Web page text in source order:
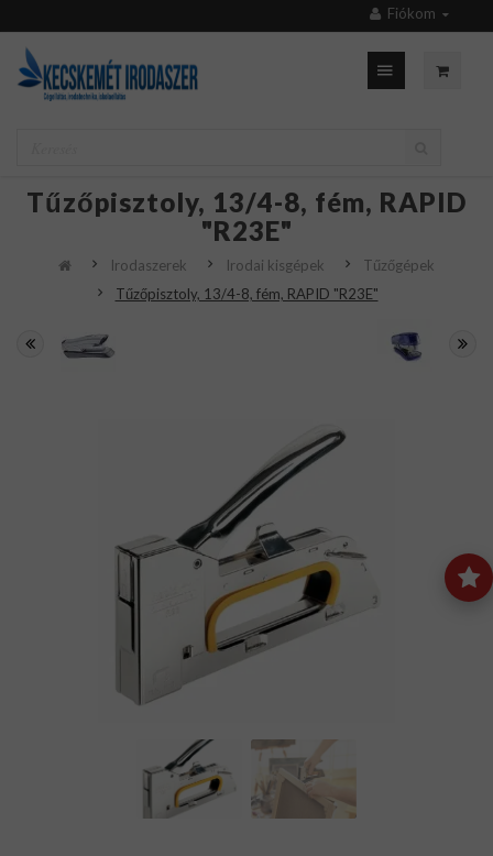
Fiókom
Tűzőpisztoly, 13/4-8, fém, RAPID
"R23E"
Irodaszerek Irodai kisgépek
Tűzőgépek
Tűzőpisztoly, 13/4-8, fém, RAPID "R23E"